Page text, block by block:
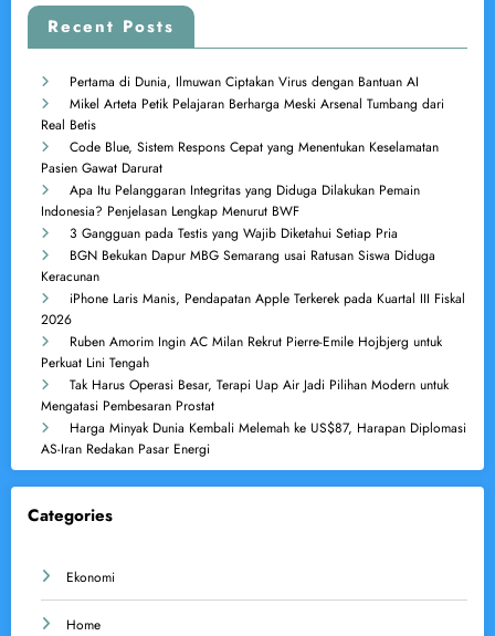
Recent Posts
Pertama di Dunia, Ilmuwan Ciptakan Virus dengan Bantuan AI
Mikel Arteta Petik Pelajaran Berharga Meski Arsenal Tumbang dari
Real Betis
Code Blue, Sistem Respons Cepat yang Menentukan Keselamatan
Pasien Gawat Darurat
Apa Itu Pelanggaran Integritas yang Diduga Dilakukan Pemain
Indonesia? Penjelasan Lengkap Menurut BWF
3 Gangguan pada Testis yang Wajib Diketahui Setiap Pria
BGN Bekukan Dapur MBG Semarang usai Ratusan Siswa Diduga
Keracunan
iPhone Laris Manis, Pendapatan Apple Terkerek pada Kuartal III Fiskal
2026
Ruben Amorim Ingin AC Milan Rekrut Pierre-Emile Hojbjerg untuk
Perkuat Lini Tengah
Tak Harus Operasi Besar, Terapi Uap Air Jadi Pilihan Modern untuk
Mengatasi Pembesaran Prostat
Harga Minyak Dunia Kembali Melemah ke US$87, Harapan Diplomasi
AS-Iran Redakan Pasar Energi
Categories
Ekonomi
Home